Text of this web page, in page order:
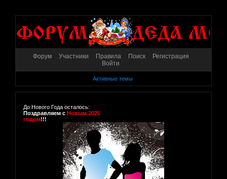
Форум Участники Правила Поиск
Регистрация
Войти
Активные темы
До Нового Года осталось:
Поздравляем с Новым 2021
годом!!!